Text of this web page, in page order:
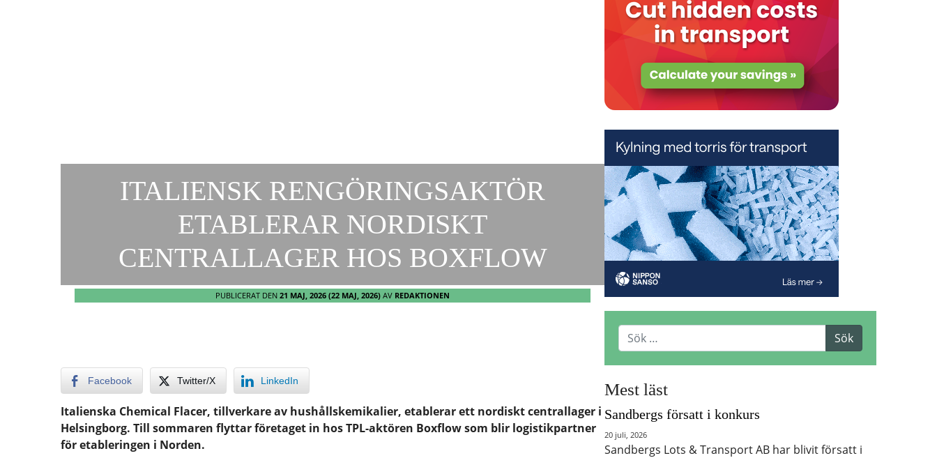
ITALIENSK RENGÖRINGSAKTÖR
ETABLERAR NORDISKT
CENTRALLAGER HOS BOXFLOW
PUBLICERAT DEN 21 MAJ, 2026 (22 MAJ, 2026) AV REDAKTIONEN
Facebook Twitter/X LinkedIn
Italienska Chemical Flacer, tillverkare av hushållskemikalier, etablerar ett nordiskt centrallager i
Helsingborg. Till sommaren flyttar företaget in hos TPL-aktören Boxflow som blir logistikpartner
för etableringen i Norden.
Mest läst
Sandbergs försatt i konkurs
20 juli, 2026
Sandbergs Lots & Transport AB har blivit försatt i